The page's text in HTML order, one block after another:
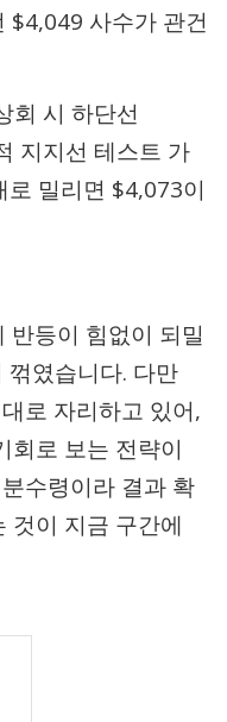
$4,049 사수가 관건
회 시 하단선
지지선 테스트 가
밀리면 $4,073이
반등이 힘없이 되밀
꺾였습니다. 다만
로 자리하고 있어,
회로 보는 전략이
수령이라 결과 확
것이 지금 구간에